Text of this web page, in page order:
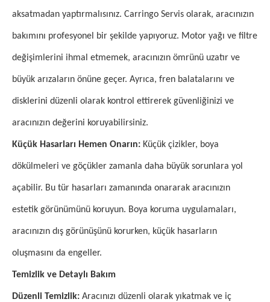
aksatmadan yaptırmalısınız. Carringo Servis olarak, aracınızın
bakımını profesyonel bir şekilde yapıyoruz. Motor yağı ve filtre
değişimlerini ihmal etmemek, aracınızın ömrünü uzatır ve
büyük arızaların önüne geçer. Ayrıca, fren balatalarını ve
disklerini düzenli olarak kontrol ettirerek güvenliğinizi ve
aracınızın değerini koruyabilirsiniz.
Küçük Hasarları Hemen Onarın: Küçük çizikler, boya
dökülmeleri ve göçükler zamanla daha büyük sorunlara yol
açabilir. Bu tür hasarları zamanında onararak aracınızın
estetik görünümünü koruyun. Boya koruma uygulamaları,
aracınızın dış görünüşünü korurken, küçük hasarların
oluşmasını da engeller.
Temizlik ve Detaylı Bakım
Düzenli Temizlik: Aracınızı düzenli olarak yıkatmak ve iç